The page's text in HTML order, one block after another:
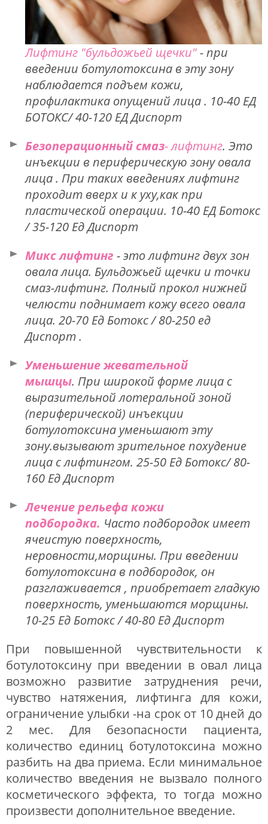
Лифтинг "бульдожьей щечки"- при
введении ботулотоксина в эту зону
наблюдается подъем кожи,
профилактика опущений лица . 10-40 ЕД
БОТОКС/ 40-120 ЕД Диспорт
Безоперационный смаз- лифтинг. Это
инъекции в периферическую зону овала
лица . При таких введениях лифтинг
проходит вверх и к уху,как при
пластической операции. 10-40 ЕД Ботокс
/ 35-120 Ед Диспорт
Микс лифтинг - это лифтинг двух зон
овала лица. Бульдожьей щечки и точки
смаз-лифтинг. Полный прокол нижней
челюсти поднимает кожу всего овала
лица. 20-70 Ед Ботокс / 80-250 ед
Диспорт .
Уменьшение жевательной
мышцы. При широкой форме лица с
выразительной лотеральной зоной
(периферической) инъекции
ботулотоксина уменьшают эту
зону.вызывают зрительное похудение
лица с лифтингом. 25-50 Ед Ботокс/ 80-
160 Ед Диспорт
Лечение рельефа кожи
подбородка. Часто подбородок имеет
ячеистую поверхность,
неровности,морщины. При введении
ботулотоксина в подбородок, он
разглаживается , приобретает гладкую
поверхность, уменьшаются морщины.
10-25 Ед Ботокс / 40-80 Ед Диспорт
При повышенной чувствительности к
ботулотоксину при введении в овал лица
возможно развитие затруднения речи,
чувство натяжения, лифтинга для кожи,
ограничение улыбки -на срок от 10 дней до
2 мес. Для безопасности пациента,
количество единиц ботулотоксина можно
разбить на два приема. Если минимальное
количество введения не вызвало полного
косметического эффекта, то тогда можно
произвести дополнительное введение.